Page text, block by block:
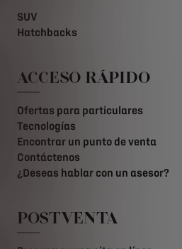
SUV
Hatchbacks
ACCESO RÁPIDO
Ofertas para particulares
Tecnologías
Encontrar un punto de venta
Contáctenos
¿Deseas hablar con un asesor?
POSTVENTA